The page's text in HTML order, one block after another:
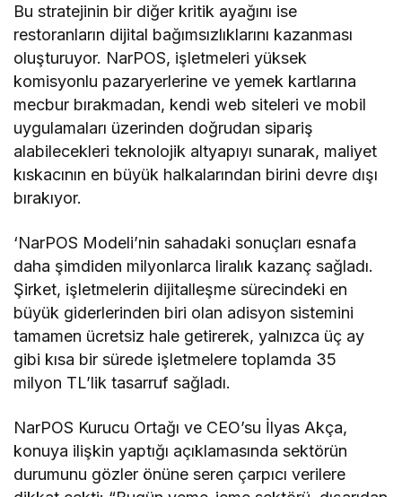
Bu stratejinin bir diğer kritik ayağını ise
restoranların dijital bağımsızlıklarını kazanması
oluşturuyor. NarPOS, işletmeleri yüksek
komisyonlu pazaryerlerine ve yemek kartlarına
mecbur bırakmadan, kendi web siteleri ve mobil
uygulamaları üzerinden doğrudan sipariş
alabilecekleri teknolojik altyapıyı sunarak, maliyet
kıskacının en büyük halkalarından birini devre dışı
bırakıyor.
‘NarPOS Modeli’nin sahadaki sonuçları esnafa
daha şimdiden milyonlarca liralık kazanç sağladı.
Şirket, işletmelerin dijitalleşme sürecindeki en
büyük giderlerinden biri olan adisyon sistemini
tamamen ücretsiz hale getirerek, yalnızca üç ay
gibi kısa bir sürede işletmelere toplamda 35
milyon TL’lik tasarruf sağladı.
NarPOS Kurucu Ortağı ve CEO’su İlyas Akça,
konuya ilişkin yaptığı açıklamasında sektörün
durumunu gözler önüne seren çarpıcı verilere